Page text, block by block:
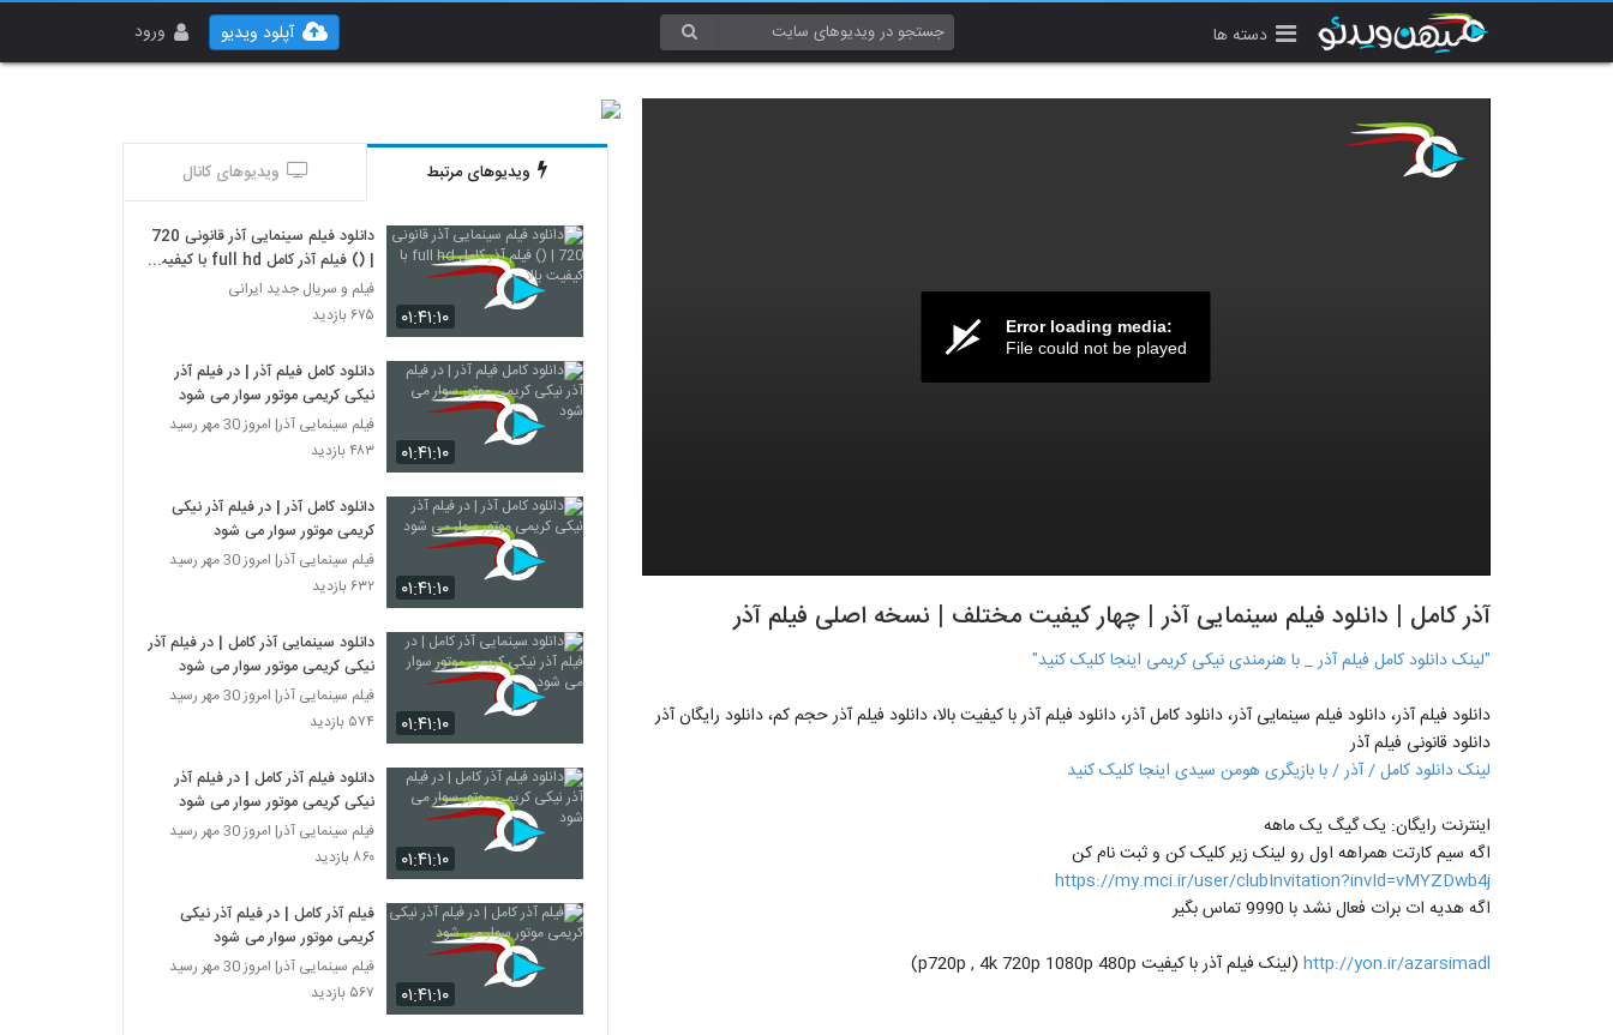
دسته ها ورود آپلود ویدیو
Error loading media:
File could not be played
آذر کامل | دانلود فیلم سینمایی آذر | چهار کیفیت مختلف | نسخه اصلی فیلم آذر
"لینک دانلود کامل فیلم آذر _ با هنرمندی نیکی کریمی اینجا کلیک کنید"
دانلود فیلم آذر، دانلود فیلم سینمایی آذر، دانلود کامل آذر، دانلود فیلم آذر با کیفیت بالا، دانلود فیلم آذر حجم کم، دانلود رایگان آذر
دانلود قانونی فیلم آذر
لینک دانلود کامل / آذر / با بازیگری هومن سیدی اینجا کلیک کنید
اینترنت رایگان: یک گیگ یک ماهه
اگه سیم کارتت همراهه اول رو لینک زیر کلیک کن و ثبت نام کن
https://my.mci.ir/user/clubInvitation?invId=vMYZDwb4j
اگه هدیه ات برات فعال نشد با 9990 تماس بگیر
http://yon.ir/azarsimadl (لینک فیلم آذر با کیفیت p720p , 4k 720p 1080p 480p)
ویدیوهای مرتبط ویدیوهای کانال
۰۱:۴۱:۱۰
دانلود فیلم سینمایی آذر قانونی 720
| () فیلم آذر کامل full hd با کیفیت
بالا
فیلم و سریال جدید ایرانی
۶۷۵ بازدید
۰۱:۴۱:۱۰
دانلود کامل فیلم آذر | در فیلم آذر
نیکی کریمی موتور سوار می شود
فیلم سینمایی آذر| امروز 30 مهر رسید
۴۸۳ بازدید
۰۱:۴۱:۱۰
دانلود کامل آذر | در فیلم آذر نیکی
کریمی موتور سوار می شود
فیلم سینمایی آذر| امروز 30 مهر رسید
۶۳۲ بازدید
۰۱:۴۱:۱۰
دانلود سینمایی آذر کامل | در فیلم آذر
نیکی کریمی موتور سوار می شود
فیلم سینمایی آذر| امروز 30 مهر رسید
۵۷۴ بازدید
۰۱:۴۱:۱۰
دانلود فیلم آذر کامل | در فیلم آذر
نیکی کریمی موتور سوار می شود
فیلم سینمایی آذر| امروز 30 مهر رسید
۸۶۰ بازدید
۰۱:۴۱:۱۰
فیلم آذر کامل | در فیلم آذر نیکی
کریمی موتور سوار می شود
فیلم سینمایی آذر| امروز 30 مهر رسید
۵۶۷ بازدید